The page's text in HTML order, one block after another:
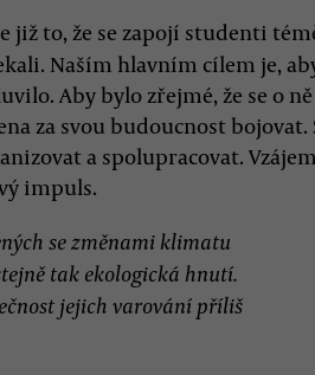
již to, že se zapojí studenti
Naším hlavním cílem je,
Aby bylo zřejmé, že se o
za svou budoucnost bojovat.
a spolupracovat.
impuls.
se změnami klimatu
tak ekologická hnutí.
jejich varování příliš